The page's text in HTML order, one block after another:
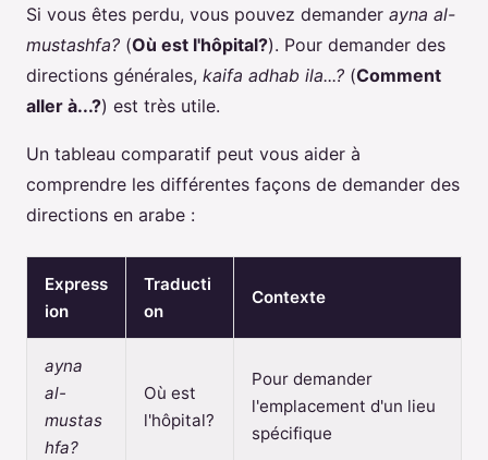
Si vous êtes perdu, vous pouvez demander ayna al-
mustashfa? (Où est l'hôpital?). Pour demander des
directions générales, kaifa adhab ila...? (Comment
aller à...?) est très utile.
Un tableau comparatif peut vous aider à
comprendre les différentes façons de demander des
directions en arabe :
Express
ion
Traducti
on
Contexte
ayna
al-
mustas
hfa?
Où est
l'hôpital?
Pour demander
l'emplacement d'un lieu
spécifique